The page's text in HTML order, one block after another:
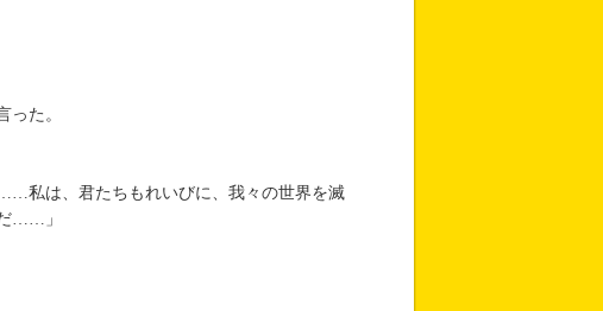
た。
私は、君たちもれいびに、我々の世界を滅
……」